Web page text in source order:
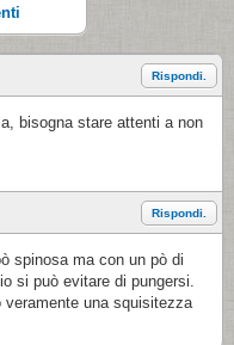
Rispondi.
bisogna stare attenti a non
Rispondi.
spinosa ma con un pò di
si può evitare di pungersi.
una squisitezza